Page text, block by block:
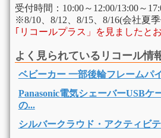
受付時間：10:00～12:00/13:00～
※8/10、8/12、8/15、8/16(会社夏
｢リコールプラス」を見ましたと
よく見られているリコール情
ベビーカー 一部後輪フレームパ
Panasonic電気シェーバーUSBケ
の...
シルバークラウド・アクティビ